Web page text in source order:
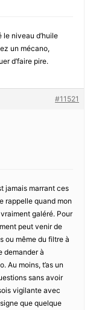
le niveau d’huile
un mécano,
d’faire pire.
#11521
jamais marrant ces
rappelle quand mon
galéré. Pour
peut venir de
ou même du filtre à
demander à
Au moins, t’as un
sans avoir
vigilante avec
que quelque